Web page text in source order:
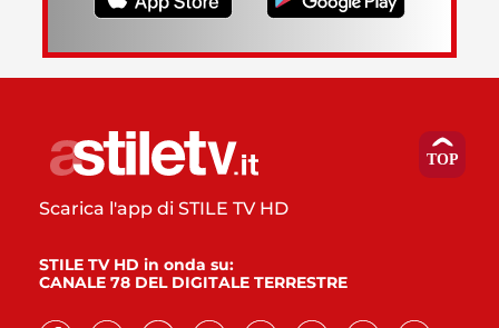
Scarica l'app di STILE TV HD
STILE TV HD in onda su:
CANALE 78 DEL DIGITALE TERRESTRE